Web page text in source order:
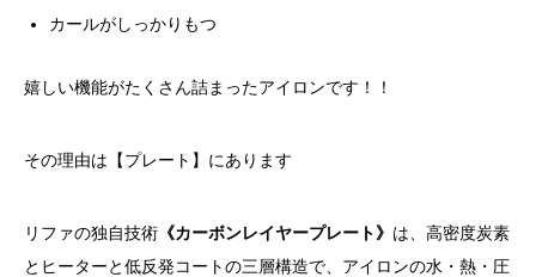
カールがしっかりもつ
嬉しい機能がたくさん詰まったアイロンです！！
その理由は【プレート】にあります
リファの独自技術 《カーボンレイヤープレート》 は、高密度炭素
とヒーターと低反発コートの三層構造で、アイロンの水・熱・圧